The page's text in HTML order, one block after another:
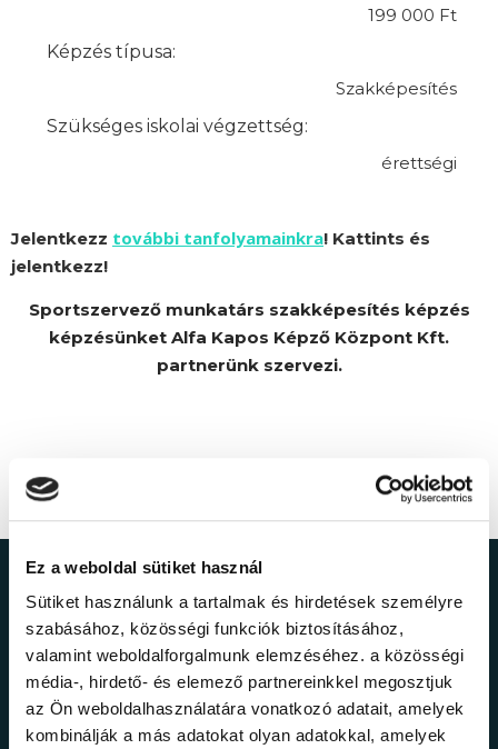
Ez a weboldal sütiket használ
Sütiket használunk a tartalmak és hirdetések személyre
szabásához, közösségi funkciók biztosításához,
valamint weboldalforgalmunk elemzéséhez. a közösségi
média-, hirdető- és elemező partnereinkkel megosztjuk
az Ön weboldalhasználatára vonatkozó adatait, amelyek
kombinálják a más adatokat olyan adatokkal, amelyek
199 000 Ft
Képzés típusa:
Szakképesítés
Szükséges iskolai végzettség:
érettségi
Jelentkezz további tanfolyamainkra! Kattints és
jelentkezz!
Sportszervező munkatárs szakképesítés képzés
képzésünket Alfa Kapos Képző Központ Kft.
partnerünk szervezi.
Ne maradj le a
legfrissebb
információkról!